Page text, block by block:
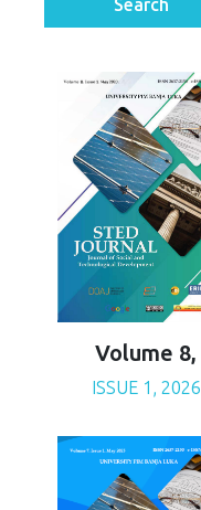
Search
Volume 8,
ISSUE 1, 2026